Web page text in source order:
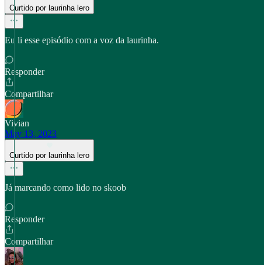
Curtido por laurinha lero
Eu li esse episódio com a voz da laurinha.
Responder
Compartilhar
Vivian
May 13, 2023
Curtido por laurinha lero
Já marcando como lido no skoob
Responder
Compartilhar